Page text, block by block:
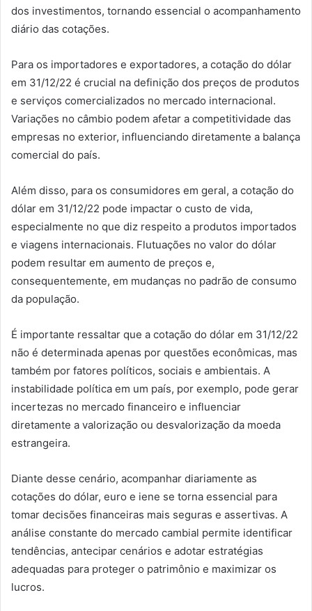
dos investimentos, tornando essencial o acompanhamento
diário das cotações.
Para os importadores e exportadores, a cotação do dólar
em 31/12/22 é crucial na definição dos preços de produtos
e serviços comercializados no mercado internacional.
Variações no câmbio podem afetar a competitividade das
empresas no exterior, influenciando diretamente a balança
comercial do país.
Além disso, para os consumidores em geral, a cotação do
dólar em 31/12/22 pode impactar o custo de vida,
especialmente no que diz respeito a produtos importados
e viagens internacionais. Flutuações no valor do dólar
podem resultar em aumento de preços e,
consequentemente, em mudanças no padrão de consumo
da população.
É importante ressaltar que a cotação do dólar em 31/12/22
não é determinada apenas por questões econômicas, mas
também por fatores políticos, sociais e ambientais. A
instabilidade política em um país, por exemplo, pode gerar
incertezas no mercado financeiro e influenciar
diretamente a valorização ou desvalorização da moeda
estrangeira.
Diante desse cenário, acompanhar diariamente as
cotações do dólar, euro e iene se torna essencial para
tomar decisões financeiras mais seguras e assertivas. A
análise constante do mercado cambial permite identificar
tendências, antecipar cenários e adotar estratégias
adequadas para proteger o patrimônio e maximizar os
lucros.